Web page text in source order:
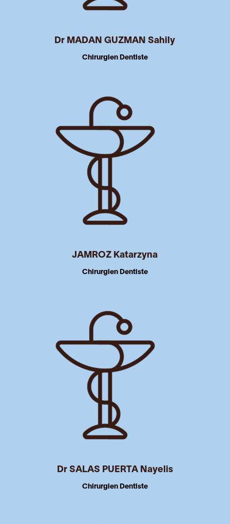
Dr MADAN GUZMAN Sahily
Chirurgien Dentiste
JAMROZ Katarzyna
Chirurgien Dentiste
Dr SALAS PUERTA Nayelis
Chirurgien Dentiste